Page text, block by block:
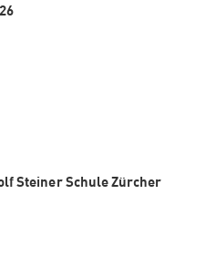
Steiner Schule Zürcher